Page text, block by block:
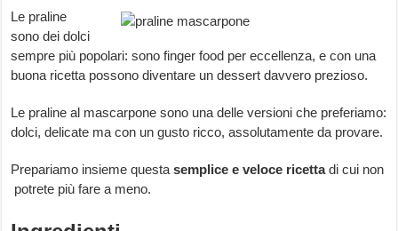
Le praline
sono dei dolci
sempre più popolari: sono finger food per eccellenza, e con una
buona ricetta possono diventare un dessert davvero prezioso.
Le praline al mascarpone sono una delle versioni che preferiamo:
dolci, delicate ma con un gusto ricco, assolutamente da provare.
Prepariamo insieme questa semplice e veloce ricettadi cui non
potrete più fare a meno.